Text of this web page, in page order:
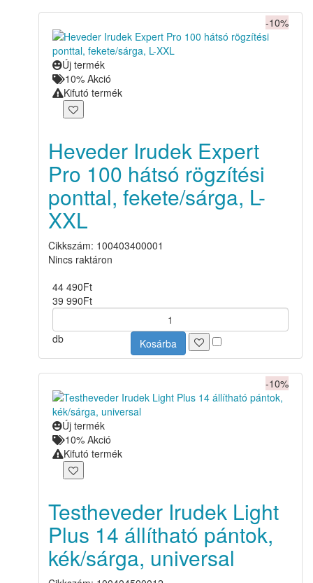
-10%
Új termék
10% Akció
Kifutó termék
Heveder Irudek Expert
Pro 100 hátsó rögzítési
ponttal, fekete/sárga, L-
XXL
Cikkszám: 100403400001
Nincs raktáron
44 490Ft
39 990Ft
db Kosárba
-10%
Új termék
10% Akció
Kifutó termék
Testheveder Irudek Light
Plus 14 állítható pántok,
kék/sárga, universal